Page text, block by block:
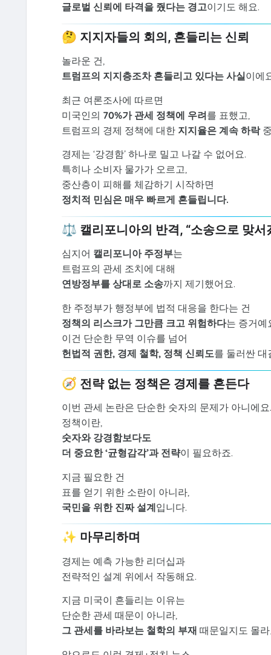
글로벌 신뢰에 타격을 줬다는 경고이기도 해요.
🤔 지지자들의 회의, 흔들리는 신뢰
놀라운 건,
트럼프의 지지층조차 흔들리고 있다는 사실이에
최근 여론조사에 따르면
미국인의 70%가 관세 정책에 우려를 표했고,
트럼프의 경제 정책에 대한 지지율은 계속 하락
경제는 ‘강경함’ 하나로 밀고 나갈 수 없어요.
특히나 소비자 물가가 오르고,
중산층이 피해를 체감하기 시작하면
정치적 민심은 매우 빠르게 흔들립니다.
⚖️ 캘리포니아의 반격, “소송으로 맞서
심지어 캘리포니아 주정부는
트럼프의 관세 조치에 대해
연방정부를 상대로 소송까지 제기했어요.
한 주정부가 행정부에 법적 대응을 한다는 건
정책의 리스크가 그만큼 크고 위험하다는 증거예
이건 단순한 무역 이슈를 넘어
헌법적 권한, 경제 철학, 정책 신뢰도를 둘러싼
🧭 전략 없는 정책은 경제를 흔든다
이번 관세 논란은 단순한 숫자의 문제가 아니에요.
정책이란,
숫자와 강경함보다도
더 중요한 ‘균형감각’과 전략이 필요하죠.
지금 필요한 건
표를 얻기 위한 소란이 아니라,
국민을 위한 진짜 설계입니다.
✨ 마무리하며
경제는 예측 가능한 리더십과
전략적인 설계 위에서 작동해요.
지금 미국이 흔들리는 이유는
단순한 관세 때문이 아니라,
그 관세를 바라보는 철학의 부재 때문일지도 몰